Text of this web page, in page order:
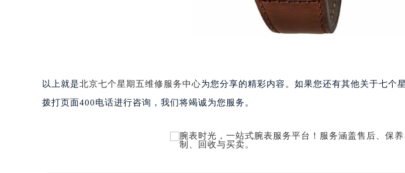
内蒙古自治区呼和浩特市玉泉区大学西街70号华润万象城写字楼（鄂尔
甘肃省兰州市七里河区西津西路16号兰州中心写字楼21层2102室（需提
黑龙江省鸡西市鸡冠区红军路七个星期五售后服务中心（需提前预约）
黑龙江省牡丹江市东安区太平路七个星期五售后服务中心（需提前预约
以上就是北京七个星期五维修服务中心为您分享的精彩内容。如果您还有其他关于七个
拨打页面400电话进行咨询，我们将竭诚为您服务。